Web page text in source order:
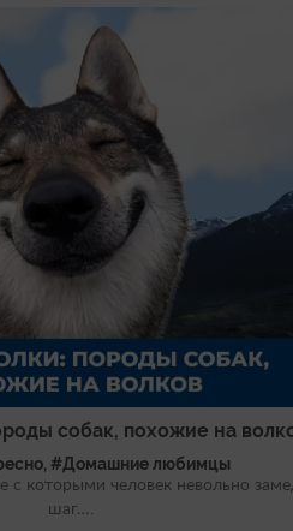
собак, похожие на
#Домашние любимцы
с которыми человек невольно
шаг….